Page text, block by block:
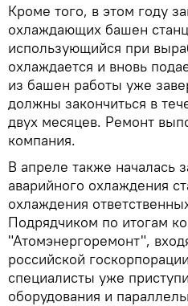
Кроме того, в этом году
охлаждающих башен
использующийся при
охлаждается и вновь
из башен работы уже
должны закончиться в
двух месяцев. Ремонт
компания.
В апреле также началась
аварийного охлаждения
охлаждения
Подрядчиком по итогам
"Атомэнергоремонт",
российской
специалисты уже
оборудования и